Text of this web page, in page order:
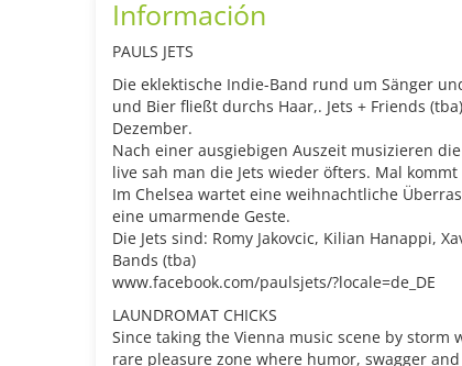
Información
PAULS JETS
Die eklektische Indie-Band rund um Sänger
und Bier fließt durchs Haar,. Jets + Friends
Dezember.
Nach einer ausgiebigen Auszeit musizieren
live sah man die Jets wieder öfters. Mal
Im Chelsea wartet eine weihnachtliche
eine umarmende Geste.
Die Jets sind: Romy Jakovcic, Kilian Hanappi,
Bands (tba)
www.facebook.com/paulsjets/?locale=de_DE
LAUNDROMAT CHICKS
Since taking the Vienna music scene by storm
rare pleasure zone where humor, swagger